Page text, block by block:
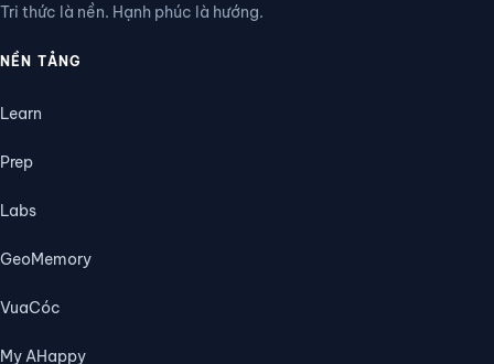
Tri thức là nền. Hạnh phúc là hướng.
NỀN TẢNG
Learn
Prep
Labs
GeoMemory
VuaCóc
My AHappy